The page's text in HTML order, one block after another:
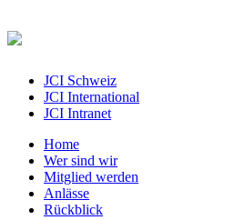
JCI Schweiz
JCI International
JCI Intranet
Home
Wer sind wir
Mitglied werden
Anlässe
Rückblick